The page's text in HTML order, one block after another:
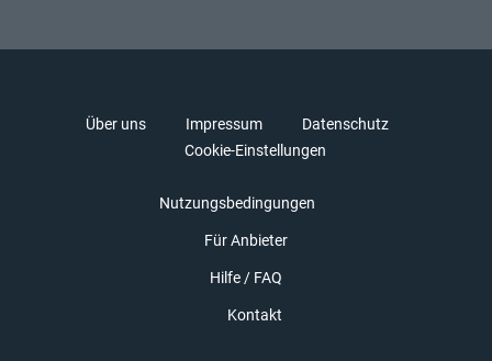
Über uns Impressum
Datenschutz
Cookie-Einstellungen
Nutzungsbedingungen
Für Anbieter
Hilfe / FAQ
Kontakt